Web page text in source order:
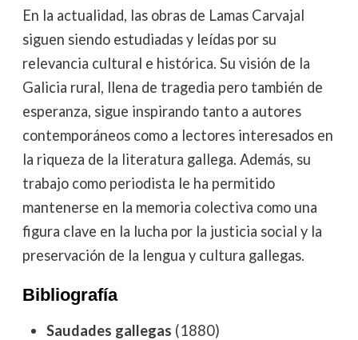
En la actualidad, las obras de Lamas Carvajal
siguen siendo estudiadas y leídas por su
relevancia cultural e histórica. Su visión de la
Galicia rural, llena de tragedia pero también de
esperanza, sigue inspirando tanto a autores
contemporáneos como a lectores interesados en
la riqueza de la literatura gallega. Además, su
trabajo como periodista le ha permitido
mantenerse en la memoria colectiva como una
figura clave en la lucha por la justicia social y la
preservación de la lengua y cultura gallegas.
Bibliografía
Saudades gallegas (1880)